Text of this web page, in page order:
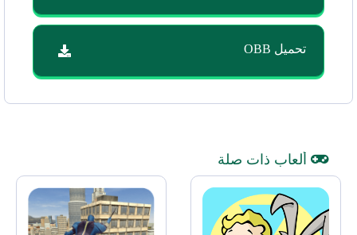
تحميل OBB
ألعاب ذات صلة